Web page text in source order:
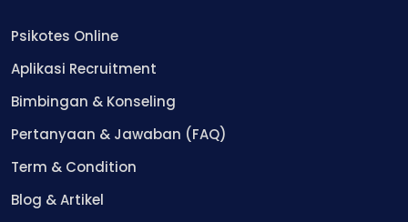
Psikotes Online
Aplikasi Recruitment
Bimbingan & Konseling
Pertanyaan & Jawaban (FAQ)
Term & Condition
Blog & Artikel